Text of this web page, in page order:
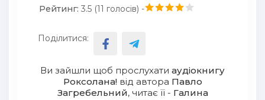
Рейтинг: 3.5 (11 голосів) -
Поділитися:
Ви зайшли щоб прослухати аудіокнигу
Роксолана!від автора Павло
Загребельний, читає її - Галина